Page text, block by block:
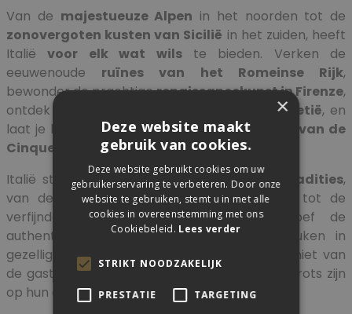
Van de majestueuze Alpen in het noorden tot de
zonovergoten kusten van Sicilië in het zuiden, heeft
Italiëvoor elk wat wilste bieden. Verken de
eeuwenoude ruïnes van het Romeinse Rijk,
bewonder de prachtigerenaissancekunst in Firenze,
ontdek
de romantische grachten van Venetië, en
laat je betoveren doorde kleurrijke dorpjes van de
Cinque Terre
Italië staat ook bekend om zijnculinaire tradities,
van de verse pasta en smaakvolle pizza's tot de
verfijnde wijnen en heerlijke gelato. Proef de
authentieke smaken van de Italiaanse keuken in
gezellige trattoria's en lokale markten, en geniet van
de gastvrijheid van de Italiaanse mensen die trots zijn
op hun culinaire erfgoed.
×
Deze website maakt
gebruik van cookies.
Deze website gebruikt cookies om uw
gebruikerservaring te verbeteren. Door onze
website te gebruiken, stemt u in met alle
cookies in overeenstemming met ons
Cookiebeleid. Lees verder
STRIKT NOODZAKELIJK
PRESTATIE TARGETING